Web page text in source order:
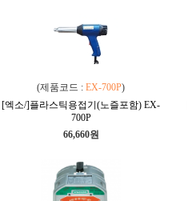
(제품코드 : EX-700P)
[엑소/]플라스틱용접기(노즐포함) EX-
700P
66,660원